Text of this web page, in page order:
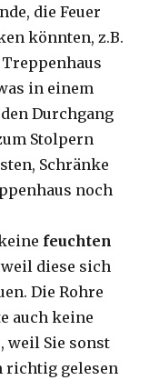
die Feuer
könnten, z.B.
in einem
Durchgang
Stolpern
Schränke
noch
feuchten
diese sich
Die Rohre
auch keine
weil Sie sonst
richtig gelesen